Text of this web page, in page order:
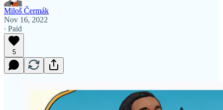
Miloš Čermák
Nov 16, 2022
∙ Paid
5